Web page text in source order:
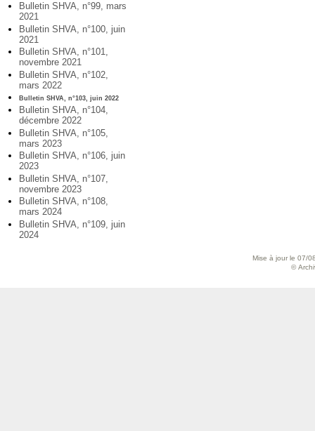
Bulletin SHVA, n°99, mars
2021
Bulletin SHVA, n°100, juin
2021
Bulletin SHVA, n°101,
novembre 2021
Bulletin SHVA, n°102,
mars 2022
Bulletin SHVA, n°103, juin 2022
Bulletin SHVA, n°104,
décembre 2022
Bulletin SHVA, n°105,
mars 2023
Bulletin SHVA, n°106, juin
2023
Bulletin SHVA, n°107,
novembre 2023
Bulletin SHVA, n°108,
mars 2024
Bulletin SHVA, n°109, juin
2024
Mise à jour le 07/
©